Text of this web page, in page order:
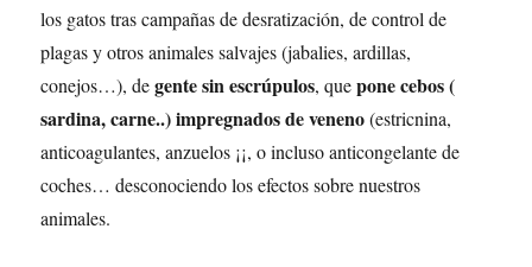
los gatos tras campañas de desratización, de control de
plagas y otros animales salvajes (jabalies, ardillas,
conejos…), degente sin escrúpulos, quepone cebos (
sardina, carne..) impregnados de veneno(estricnina,
anticoagulantes, anzuelos ¡¡, o incluso anticongelante de
coches… desconociendo los efectos sobre nuestros
animales.